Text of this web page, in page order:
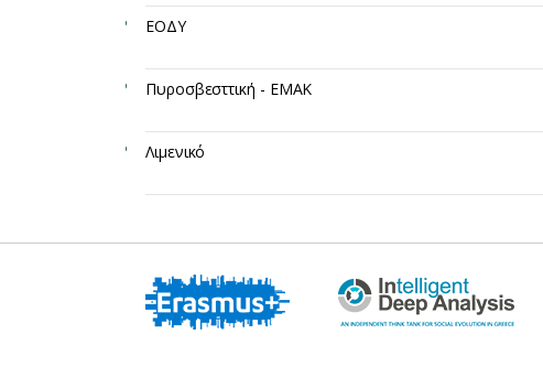
ΕΟΔΥ​
Πυροσβεσττική - ΕΜΑΚ​
Λιμενικό​